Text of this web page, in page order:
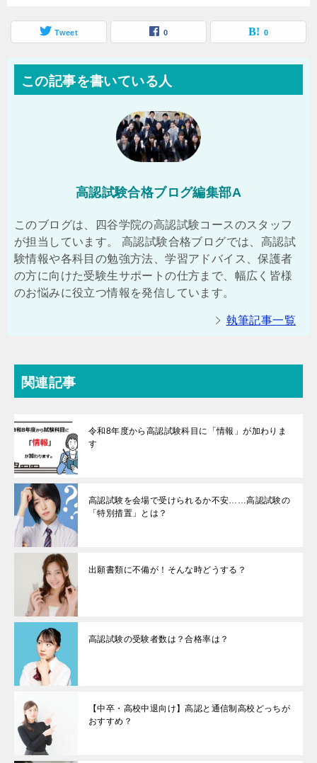
Tweet 0 0
この記事を書いている人
高認試験合格ブログ編集部A
このブログは、四谷学院の高認試験コースのスタッフ
が担当しています。 高認試験合格ブログでは、高認試
験情報や各科目の勉強方法、学習アドバイス、保護者
の方に向けた受験生サポートの仕方まで、幅広く皆様
のお悩みに役立つ情報を発信しています。
執筆記事一覧
関連記事
令和8年度から高認試験科目に「情報」が加わりま
す
高認試験を会場で受けられるか不安……高認試験の
「特別措置」とは？
出願書類に不備が！そんな時どうする？
高認試験の受験者数は？合格率は？
【中卒・高校中退向け】高認と通信制高校どっちが
おすすめ？